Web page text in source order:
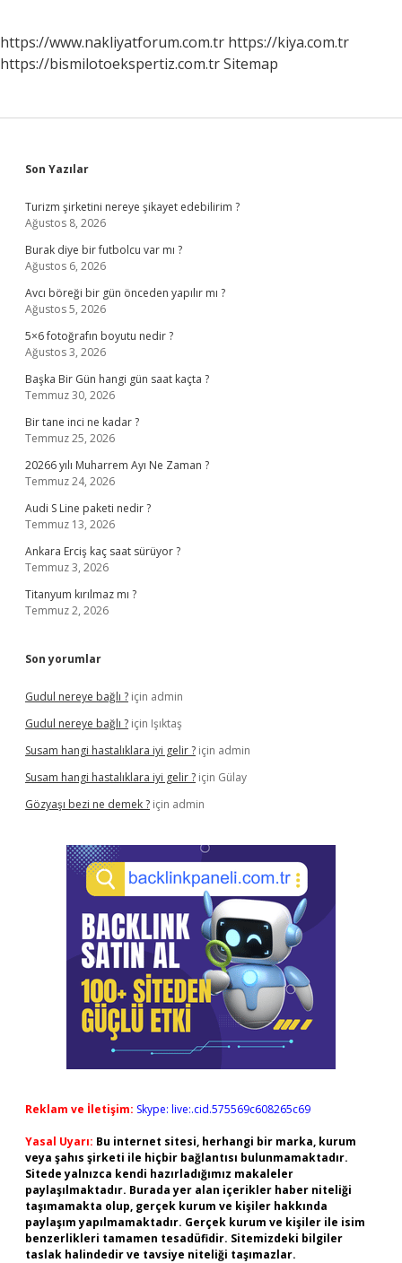
https://www.nakliyatforum.com.tr https://kiya.com.tr
https://bismilotoekspertiz.com.trSitemap
Sidebar
Son Yazılar
Turizm şirketini nereye şikayet edebilirim ?
Ağustos 8, 2026
Burak diye bir futbolcu var mı ?
Ağustos 6, 2026
Avcı böreği bir gün önceden yapılır mı ?
Ağustos 5, 2026
5×6 fotoğrafın boyutu nedir ?
Ağustos 3, 2026
Başka Bir Gün hangi gün saat kaçta ?
Temmuz 30, 2026
Bir tane inci ne kadar ?
Temmuz 25, 2026
20266 yılı Muharrem Ayı Ne Zaman ?
Temmuz 24, 2026
Audi S Line paketi nedir ?
Temmuz 13, 2026
Ankara Erciş kaç saat sürüyor ?
Temmuz 3, 2026
Titanyum kırılmaz mı ?
Temmuz 2, 2026
Son yorumlar
Gudul nereye bağlı ? için admin
Gudul nereye bağlı ? için Işıktaş
Susam hangi hastalıklara iyi gelir ? için admin
Susam hangi hastalıklara iyi gelir ? için Gülay
Gözyaşı bezi ne demek ? için admin
Reklam ve İletişim: Skype: live:.cid.575569c608265c69
Yasal Uyarı: Bu internet sitesi, herhangi bir marka, kurum
veya şahıs şirketi ile hiçbir bağlantısı bulunmamaktadır.
Sitede yalnızca kendi hazırladığımız makaleler
paylaşılmaktadır. Burada yer alan içerikler haber niteliği
taşımamakta olup, gerçek kurum ve kişiler hakkında
paylaşım yapılmamaktadır. Gerçek kurum ve kişiler ile isim
benzerlikleri tamamen tesadüfidir. Sitemizdeki bilgiler
taslak halindedir ve tavsiye niteliği taşımazlar.